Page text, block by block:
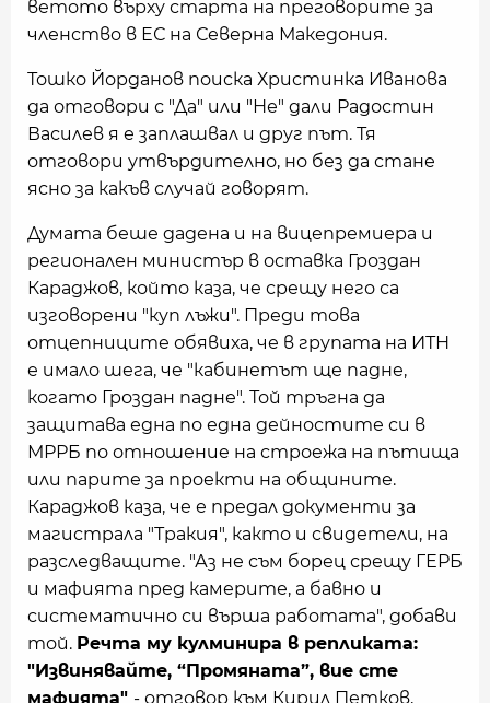
ветото върху старта на преговорите за
членство в ЕС на Северна Македония.
Тошко Йорданов поиска Христинка Иванова
да отговори с "Да" или "Не" дали Радостин
Василев я е заплашвал и друг път. Тя
отговори утвърдително, но без да стане
ясно за какъв случай говорят.
Думата беше дадена и на вицепремиера и
регионален министър в оставка Гроздан
Караджов, който каза, че срещу него са
изговорени "куп лъжи". Преди това
отцепниците обявиха, че в групата на ИТН
е имало шега, че "кабинетът ще падне,
когато Гроздан падне". Той тръгна да
защитава една по една дейностите си в
МРРБ по отношение на строежа на пътища
или парите за проекти на общините.
Караджов каза, че е предал документи за
магистрала "Тракия", както и свидетели, на
разследващите. "Аз не съм борец срещу ГЕРБ
и мафията пред камерите, а бавно и
систематично си върша работата", добави
той. Речта му кулминира в репликата:
"Извинявайте, “Промяната”, вие сте
мафията" - отговор към Кирил Петков,